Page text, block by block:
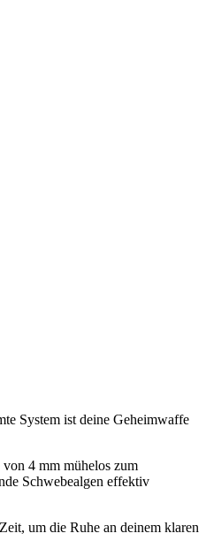
System ist deine Geheimwaffe
4 mm mühelos zum
Schwebealgen effektiv
um die Ruhe an deinem klaren